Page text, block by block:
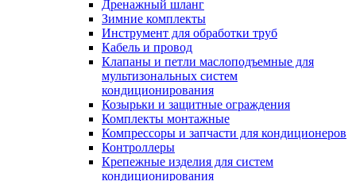
Дренажный шланг
Зимние комплекты
Инструмент для обработки труб
Кабель и провод
Клапаны и петли маслоподъемные для
мультизональных систем
кондиционирования
Козырьки и защитные ограждения
Комплекты монтажные
Компрессоры и запчасти для кондиционеров
Контроллеры
Крепежные изделия для систем
кондиционирования